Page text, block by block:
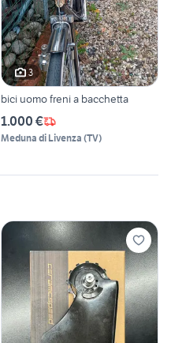
3
bici uomo freni a bacchetta
1.000 €
Meduna di Livenza (TV)